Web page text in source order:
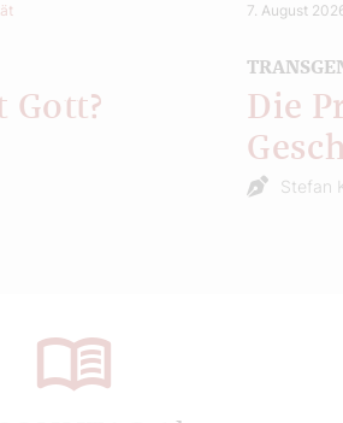
Gott?
7. August
Die
Stefan